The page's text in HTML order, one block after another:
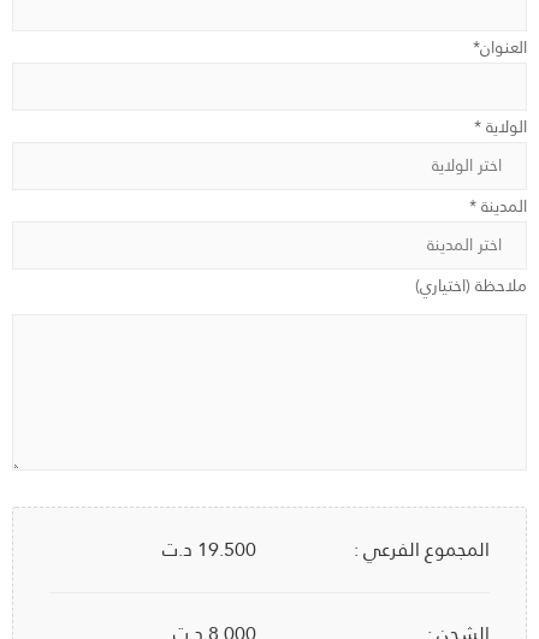
العنوان*
الولاية *
المدينة *
ملاحظة (اختياري)
المجموع الفرعي : 19.500 د.ت